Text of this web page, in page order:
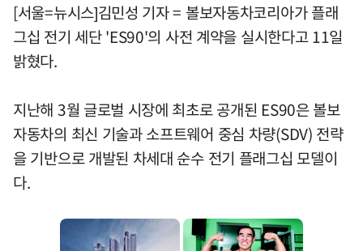
[서울=뉴시스]김민성 기자 = 볼보자동차코리아가 플래
그십 전기 세단 'ES90'의 사전 계약을 실시한다고 11일
밝혔다.
지난해 3월 글로벌 시장에 최초로 공개된 ES90은 볼보
자동차의 최신 기술과 소프트웨어 중심 차량(SDV) 전략
을 기반으로 개발된 차세대 순수 전기 플래그십 모델이
다.